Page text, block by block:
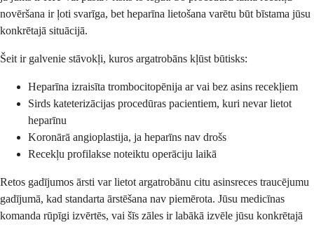
novēršana ir ļoti svarīga, bet heparīna lietošana varētu būt bīstama jūsu
konkrētajā situācijā.
Šeit ir galvenie stāvokļi, kuros argatrobāns kļūst būtisks:
Heparīna izraisīta trombocitopēnija ar vai bez asins recekļiem
Sirds kateterizācijas procedūras pacientiem, kuri nevar lietot
heparīnu
Koronārā angioplastija, ja heparīns nav drošs
Recekļu profilakse noteiktu operāciju laikā
Retos gadījumos ārsti var lietot argatrobānu citu asinsreces traucējumu
gadījumā, kad standarta ārstēšana nav piemērota. Jūsu medicīnas
komanda rūpīgi izvērtēs, vai šīs zāles ir labākā izvēle jūsu konkrētajā